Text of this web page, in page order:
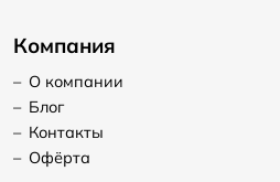
Компания
– О компании
– Блог
– Контакты
– Офёрта